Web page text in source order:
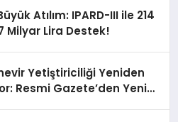
Atılım: IPARD-III ile 214
Milyar Lira Destek!
Yetiştiriciliği Yeniden
Resmi Gazete’den Yeni